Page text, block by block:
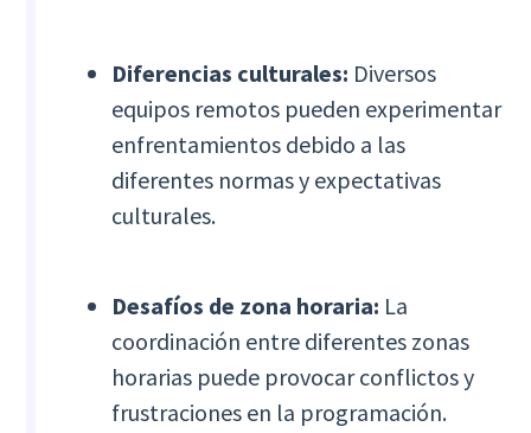
Diferencias culturales: Diversos
equipos remotos pueden experimentar
enfrentamientos debido a las
diferentes normas y expectativas
culturales.
Desafíos de zona horaria: La
coordinación entre diferentes zonas
horarias puede provocar conflictos y
frustraciones en la programación.